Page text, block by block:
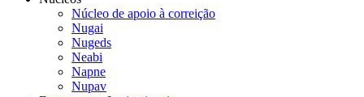
Núcleo de apoio à correição
Nugai
Nugeds
Neabi
Napne
Nupav